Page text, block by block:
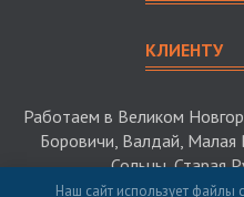
Наш сайт использует файлы
КЛИЕНТУ
Работаем в Великом
Боровичи, Валдай, Малая
Сольцы, Старая